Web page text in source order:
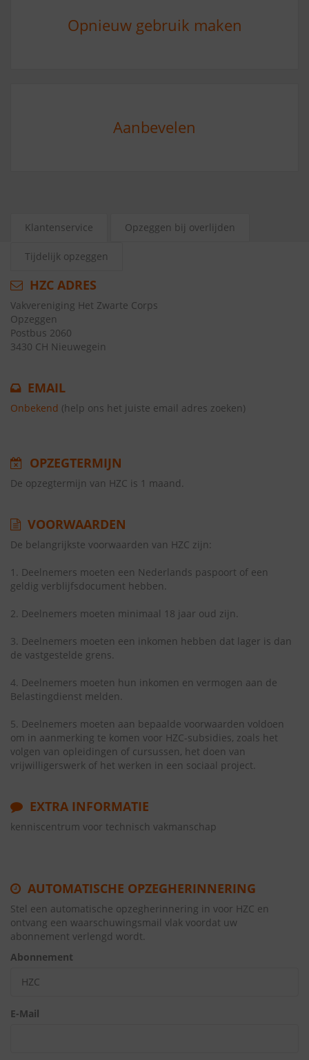
Opnieuw gebruik maken
Aanbevelen
Klantenservice Opzeggen bij overlijden
Tijdelijk opzeggen
HZC ADRES
Vakvereniging Het Zwarte Corps
Opzeggen
Postbus 2060
3430 CH Nieuwegein
EMAIL
Onbekend (help ons het juiste email adres zoeken)
OPZEGTERMIJN
De opzegtermijn van HZC is 1 maand.
VOORWAARDEN
De belangrijkste voorwaarden van HZC zijn:
1. Deelnemers moeten een Nederlands paspoort of een
geldig verblijfsdocument hebben.
2. Deelnemers moeten minimaal 18 jaar oud zijn.
3. Deelnemers moeten een inkomen hebben dat lager is dan
de vastgestelde grens.
4. Deelnemers moeten hun inkomen en vermogen aan de
Belastingdienst melden.
5. Deelnemers moeten aan bepaalde voorwaarden voldoen
om in aanmerking te komen voor HZC-subsidies, zoals het
volgen van opleidingen of cursussen, het doen van
vrijwilligerswerk of het werken in een sociaal project.
EXTRA INFORMATIE
kenniscentrum voor technisch vakmanschap
AUTOMATISCHE OPZEGHERINNERING
Stel een automatische opzegherinnering in voor HZC en
ontvang een waarschuwingsmail vlak voordat uw
abonnement verlengd wordt.
Abonnement
E-Mail